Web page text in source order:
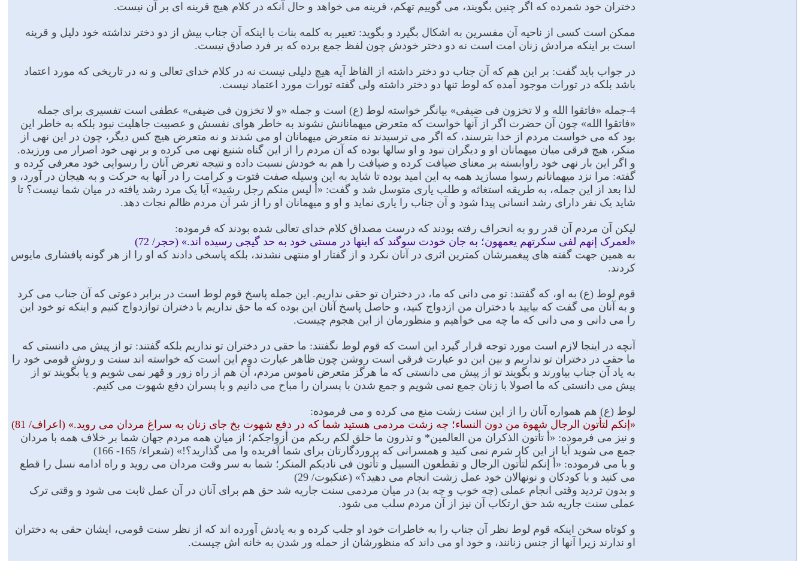
دختران خود شمرده که اگر چنین بگویند، مى گوییم تهکم، قرینه مى خواهد و حال آنکه در کلام هیچ قرینه اى بر آن نیست.
ممکن است کسى از ناحیه آن مفسرین به اشکال بگیرد و بگوید: تعبیر به کلمه بنات با اینکه آن جناب بیش از دو دختر نداشته خود دلیل و قرینه
است بر اینکه مرادش زنان امت است نه دو دختر خودش چون لفظ جمع برده که بر فرد صادق نیست.
در جواب باید گفت: بر این هم که آن جناب دو دختر داشته از الفاظ آیه هیچ دلیلى نیست نه در کلام خداى تعالى و نه در تاریخى که مورد اعتماد
باشد بلکه در تورات موجود آمده که لوط تنها دو دختر داشته ولى گفته تورات مورد اعتماد نیست.
4-جمله «فاتقوا الله و لا تخزون فی ضیفی» بیانگر خواسته لوط (ع) است و جمله «و لا تخزون فی ضیفی» عطفى است تفسیرى براى جمله
«فاتقوا الله» چون آن حضرت اگر از آنها خواست که متعرض میهمانانش نشوند به خاطر هواى نفسش و عصبیت جاهلیت نبود بلکه به خاطر این
بود که مى خواست مردم از خدا بترسند، که اگر مى ترسیدند نه متعرض میهمانان او مى شدند و نه متعرض هیچ کس دیگر، چون در این نهى از
منکر، هیچ فرقى میان میهمانان او و دیگران نبود و او سالها بوده که آن مردم را از این گناه شنیع نهى مى کرده و بر نهى خود اصرار مى ورزیده.
و اگر این بار نهى خود راوابسته بر معناى ضیافت کرده و ضیافت را هم به خودش نسبت داده و نتیجه تعرض آنان را رسوایى خود معرفى کرده و
گفته: مرا نزد میهمانانم رسوا مسازید همه به این امید بوده تا شاید به این وسیله صفت فتوت و کرامت را در آنها به حرکت و به هیجان در آورد، و
لذا بعد از این جمله، به طریقه استغاثه و طلب یارى متوسل شد و گفت: «أ لیس منکم رجل رشید» آیا یک مرد رشد یافته در میان شما نیست؟ تا
شاید یک نفر داراى رشد انسانى پیدا شود و آن جناب را یارى نماید و او و میهمانان او را از شر آن مردم ظالم نجات دهد.
لیکن آن مردم آن قدر رو به انحراف رفته بودند که درست مصداق کلام خداى تعالى شده بودند که فرموده:
«لعمرک إنهم لفی سکرتهم یعمهون؛ به جان خودت سوگند که اینها در مستى خود به حد گیجى رسیده اند.» (حجر/ 72)
به همین جهت گفته هاى پیغمبرشان کمترین اثرى در آنان نکرد و از گفتار او منتهى نشدند، بلکه پاسخى دادند که او را از هر گونه پافشارى مایوس
کردند.
قوم لوط (ع) به او، که گفتند: تو مى دانى که ما، در دختران تو حقى نداریم. این جمله پاسخ قوم لوط است در برابر دعوتى که آن جناب مى کرد
و به آنان مى گفت که بیایید با دختران من ازدواج کنید، و حاصل پاسخ آنان این بوده که ما حق نداریم با دختران توازدواج کنیم و اینکه تو خود این
را مى دانى و مى دانى که ما چه مى خواهیم و منظورمان از این هجوم چیست.
آنچه در اینجا لازم است مورد توجه قرار گیرد این است که قوم لوط نگفتند: ما حقى در دختران تو نداریم بلکه گفتند: تو از پیش مى دانستى که
ما حقى در دختران تو نداریم و بین این دو عبارت فرقى است روشن چون ظاهر عبارت دوم این است که خواسته اند سنت و روش قومى خود را
به یاد آن جناب بیاورند و بگویند تو از پیش مى دانستى که ما هرگز متعرض ناموس مردم، آن هم از راه زور و قهر نمى شویم و یا بگویند تو از
پیش مى دانستى که ما اصولا با زنان جمع نمى شویم و جمع شدن با پسران را مباح مى دانیم و با پسران دفع شهوت مى کنیم.
لوط (ع) هم همواره آنان را از این سنت زشت منع مى کرده و مى فرموده:
«إنکم لتأتون الرجال شهوة من دون النساء؛ چه زشت مردمى هستید شما که در دفع شهوت بخ جاى زنان به سراغ مردان مى روید.» (اعراف/ 81)
و نیز مى فرموده: «أ تأتون الذکران من العالمین* و تذرون ما خلق لکم ربکم من أزواجکم؛ از میان همه مردم جهان شما بر خلاف همه با مردان
جمع مى شوید آیا از این کار شرم نمى کنید و همسرانى که پروردگارتان براى شما آفریده وا مى گذارید؟!» (شعراء/ 165- 166)
و یا مى فرموده: «أ إنکم لتأتون الرجال و تقطعون السبیل و تأتون فی نادیکم المنکر؛ شما به سر وقت مردان مى روید و راه ادامه نسل را قطع
مى کنید و با کودکان و نونهالان خود عمل زشت انجام مى دهید؟» (عنکبوت/ 29)
و بدون تردید وقتى انجام عملى (چه خوب و چه بد) در میان مردمى سنت جاریه شد حق هم براى آنان در آن عمل ثابت مى شود و وقتى ترک
عملى سنت جاریه شد حق ارتکاب آن نیز از آن مردم سلب مى شود.
و کوتاه سخن اینکه قوم لوط نظر آن جناب را به خاطرات خود او جلب کرده و به یادش آورده اند که از نظر سنت قومى، ایشان حقى به دختران
او ندارند زیرا آنها از جنس زنانند، و خود او مى داند که منظورشان از حمله ور شدن به خانه اش چیست.